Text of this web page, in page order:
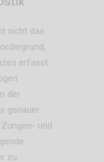
nicht das
erfasst.
der
genauer
und
zu